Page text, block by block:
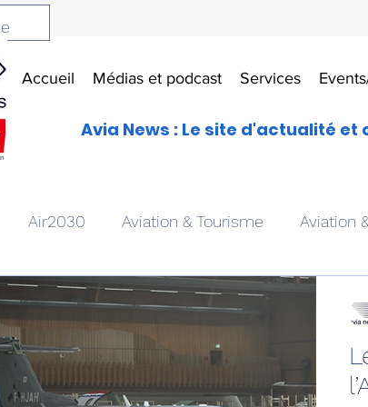
Accueil Médias et podcast Services
Avia News : Le site d'actualité
Air2030 Aviation & Tourisme Aviation
Livres Drones aériens
aéronautique Avionique & pilotage